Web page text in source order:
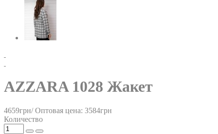
AZZARA 1028 Жакет
4659грн/ Оптовая цена: 3584грн
Количество